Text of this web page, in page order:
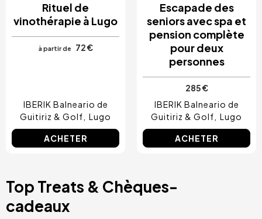
Rituel de
vinothérapie à Lugo
à partir de 72 €
IBERIK Balneario de
Guitiriz & Golf
Lugo
ACHETER
Escapade des
seniors avec spa et
pension complète
pour deux
personnes
285 €
IBERIK Balneario de
Guitiriz & Golf
Lugo
ACHETER
Top Treats & Chèques-
cadeaux